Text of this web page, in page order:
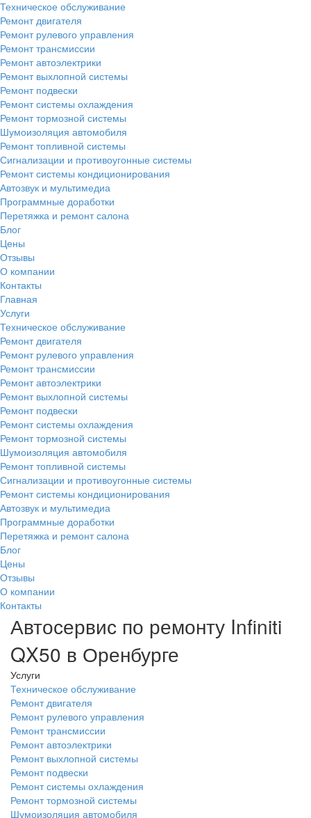
Техническое обслуживание
Ремонт двигателя
Ремонт рулевого управления
Ремонт трансмиссии
Ремонт автоэлектрики
Ремонт выхлопной системы
Ремонт подвески
Ремонт системы охлаждения
Ремонт тормозной системы
Шумоизоляция автомобиля
Ремонт топливной системы
Сигнализации и противоугонные системы
Ремонт системы кондиционирования
Автозвук и мультимедиа
Программные доработки
Перетяжка и ремонт салона
Блог
Цены
Отзывы
О компании
Контакты
Главная
Услуги
Техническое обслуживание
Ремонт двигателя
Ремонт рулевого управления
Ремонт трансмиссии
Ремонт автоэлектрики
Ремонт выхлопной системы
Ремонт подвески
Ремонт системы охлаждения
Ремонт тормозной системы
Шумоизоляция автомобиля
Ремонт топливной системы
Сигнализации и противоугонные системы
Ремонт системы кондиционирования
Автозвук и мультимедиа
Программные доработки
Перетяжка и ремонт салона
Блог
Цены
Отзывы
О компании
Контакты
Автосервис по ремонту Infiniti
QX50 в Оренбурге
Услуги
Техническое обслуживание
Ремонт двигателя
Ремонт рулевого управления
Ремонт трансмиссии
Ремонт автоэлектрики
Ремонт выхлопной системы
Ремонт подвески
Ремонт системы охлаждения
Ремонт тормозной системы
Шумоизоляция автомобиля